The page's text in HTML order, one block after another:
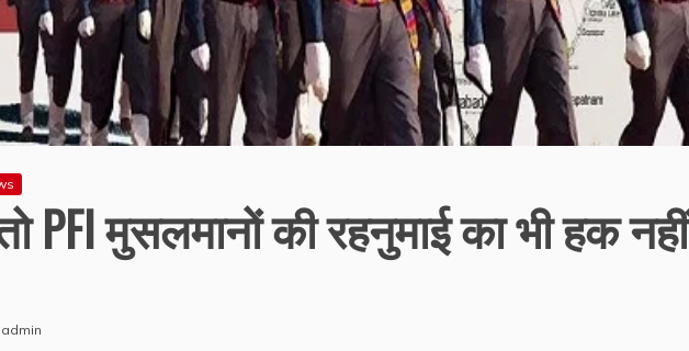
PFI मुसलमानों की रहनुमाई का भी हक नहीं
admin